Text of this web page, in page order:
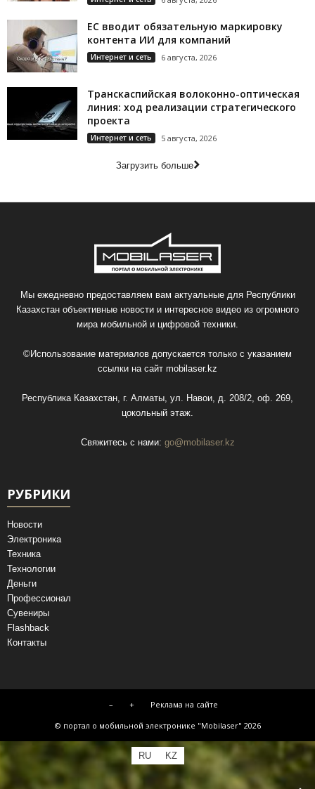
ЕС вводит обязательную маркировку
контента ИИ для компаний
Интернет и сеть 6 августа, 2026
Транскаспийская волоконно-оптическая
линия: ход реализации стратегического
проекта
Интернет и сеть 5 августа, 2026
Загрузить больше
Мы ежедневно предоставляем вам актуальные для Республики
Казахстан объективные новости и интересное видео из огромного
мира мобильной и цифровой техники.
©Использование материалов допускается только с указанием
ссылки на сайт mobilaser.kz
Республика Казахстан, г. Алматы, ул. Навои, д. 208/2, оф. 269,
цокольный этаж.
Свяжитесь с нами: go@mobilaser.kz
РУБРИКИ
Новости
Электроника
Техника
Технологии
Деньги
Профессионал
Сувениры
Flashback
Контакты
– +
Реклама на сайте
© портал о мобильной электронике "Mobilaser" 2026
RU KZ